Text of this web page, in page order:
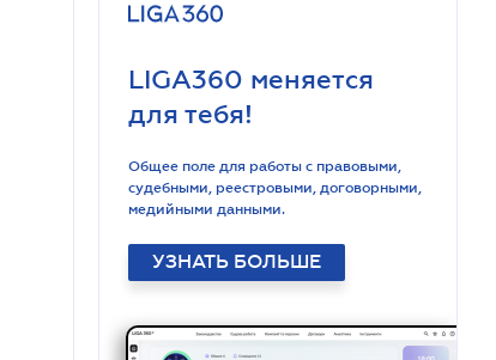
LIGA360 меняется
для тебя!
Общее поле для работы с правовыми,
судебными, реестровыми, договорными,
медийными данными.
УЗНАТЬ БОЛЬШЕ